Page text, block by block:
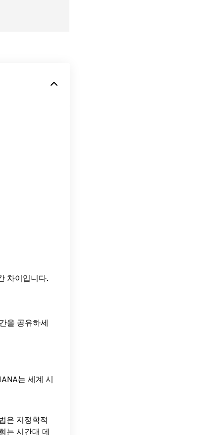
차이입니다.
을 공유하세
는 세계 시
은 지정학적
는 시간대 데